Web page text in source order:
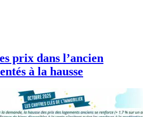
prix dans l’ancien
à la hausse